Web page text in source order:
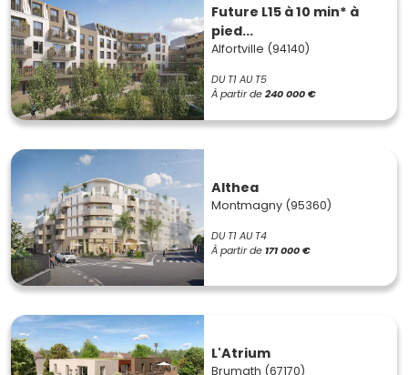
Future L15 à 10 min* à
pied...
Alfortville (94140)
DU T1 AU T5
À partir de240 000 €
Althea
Montmagny (95360)
DU T1 AU T4
À partir de 171 000 €
L'Atrium
Brumath (67170)